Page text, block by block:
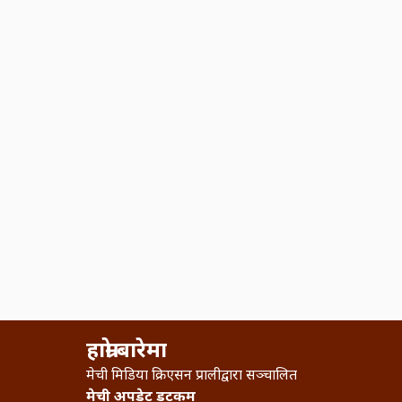
हाम्रो बारेमा
मेची मिडिया क्रिएसन प्रालीद्वारा सञ्चालित
मेची अपडेट डटकम